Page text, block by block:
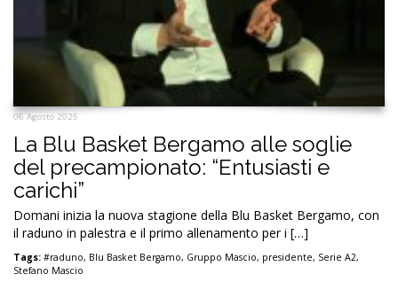
06 Agosto 2025
La Blu Basket Bergamo alle soglie
del precampionato: “Entusiasti e
carichi”
Domani inizia la nuova stagione della Blu Basket Bergamo, con
il raduno in palestra e il primo allenamento per i […]
Tags: #raduno, Blu Basket Bergamo, Gruppo Mascio, presidente, Serie A2,
Stefano Mascio